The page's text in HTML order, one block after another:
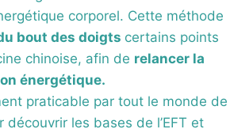
corporel. Cette méthode
bout des doigts certains points
chinoise, afin de relancer la
énergétique.
praticable par tout le monde de
les bases de l’EFT et